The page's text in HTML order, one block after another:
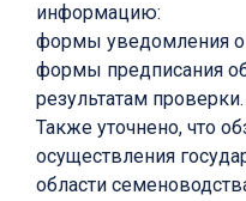
информацию:
формы уведомления о
формы предписания
результатам проверки.
Также уточнено, что
осуществления
области